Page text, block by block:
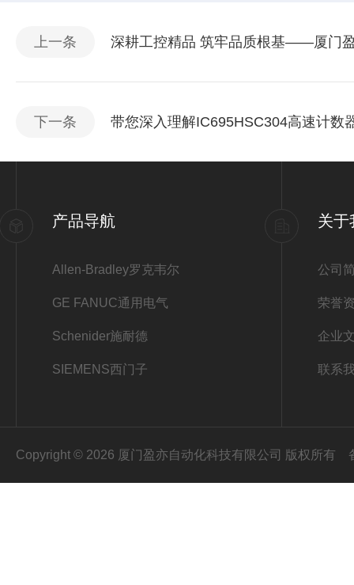
上一条 深耕工控精品 筑牢品质根基——厦门
下一条 带您深入理解IC695HSC304高速计数
产品导航
Allen-Bradley罗克韦尔
GE FANUC通用电气
Schenider施耐德
SIEMENS西门子
关于
公司
荣誉
企业
联系
Copyright © 2026 厦门盈亦自动化科技有限公司 版权所有